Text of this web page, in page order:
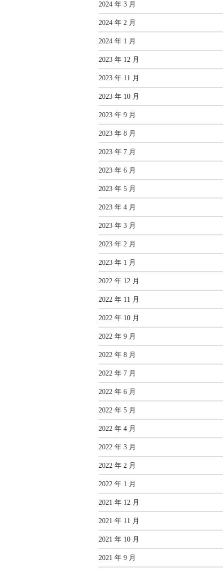
2024 年 3 月
2024 年 2 月
2024 年 1 月
2023 年 12 月
2023 年 11 月
2023 年 10 月
2023 年 9 月
2023 年 8 月
2023 年 7 月
2023 年 6 月
2023 年 5 月
2023 年 4 月
2023 年 3 月
2023 年 2 月
2023 年 1 月
2022 年 12 月
2022 年 11 月
2022 年 10 月
2022 年 9 月
2022 年 8 月
2022 年 7 月
2022 年 6 月
2022 年 5 月
2022 年 4 月
2022 年 3 月
2022 年 2 月
2022 年 1 月
2021 年 12 月
2021 年 11 月
2021 年 10 月
2021 年 9 月